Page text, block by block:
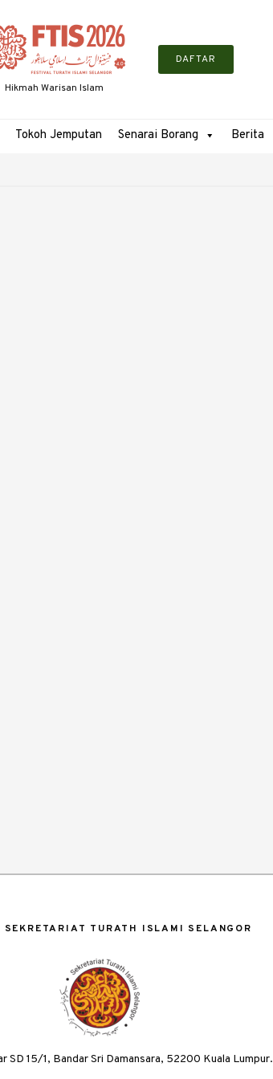
Hikmah Warisan Islam
DAFTAR
Tokoh Jemputan Senarai Borang Berita
SEKRETARIAT TURATH ISLAMI SELANGOR
SD 15/1, Bandar Sri Damansara, 52200 Kuala Lumpur.